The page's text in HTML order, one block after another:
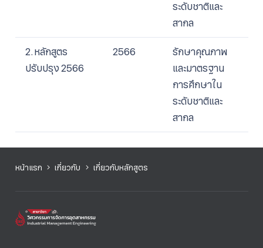
ระดับชาติและ
สากล
2. หลักสูตร
ปรับปรุง 2566
2566
รักษาคุณภาพ
และมาตรฐาน
การศึกษาใน
ระดับชาติและ
สากล
หน้าแรก เกี่ยวกับ เกี่ยวกับหลักสูตร